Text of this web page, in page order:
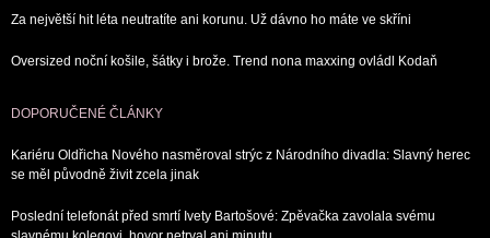
Za největší hit léta neutratíte ani korunu. Už dávno ho máte ve skříni
Oversized noční košile, šátky i brože. Trend nona maxxing ovládl Kodaň
DOPORUČENÉ ČLÁNKY
Kariéru Oldřicha Nového nasměroval strýc z Národního divadla: Slavný herec
se měl původně živit zcela jinak
Poslední telefonát před smrtí Ivety Bartošové: Zpěvačka zavolala svému